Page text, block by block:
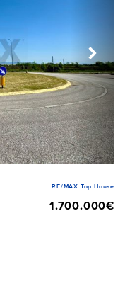
RE/MAX Top House
1.700.000€